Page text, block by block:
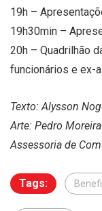
19h –
19h30min –
20h – Quadrilhão
funcionários e ex-
Texto: Alysson
Arte: Pedro Moreira
Assessoria de
Tags: